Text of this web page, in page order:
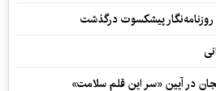
روزنامه‌نگار پیشکسوت درگذشت